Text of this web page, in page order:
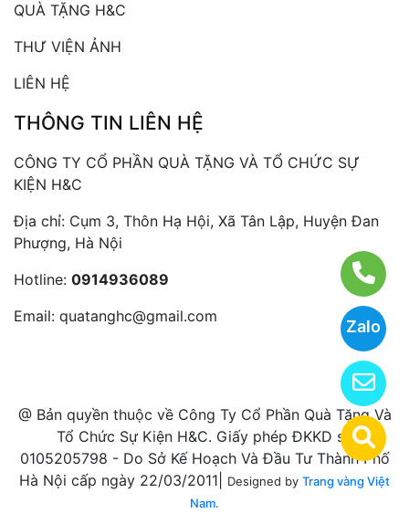
Zalo
QUÀ TẶNG H&C
THƯ VIỆN ẢNH
LIÊN HỆ
THÔNG TIN LIÊN HỆ
CÔNG TY CỔ PHẦN QUÀ TẶNG VÀ TỔ CHỨC SỰ
KIỆN H&C
Địa chỉ: Cụm 3, Thôn Hạ Hội, Xã Tân Lập, Huyện Đan
Phượng, Hà Nội
Hotline: 0914936089
Email: quatanghc@gmail.com
@ Bản quyền thuộc về Công Ty Cổ Phần Quà Tặng Và
Tổ Chức Sự Kiện H&C. Giấy phép ĐKKD số
0105205798 - Do Sở Kế Hoạch Và Đầu Tư Thành Phố
Hà Nội cấp ngày 22/03/2011|
Designed by Trang vàng Việt
Nam.